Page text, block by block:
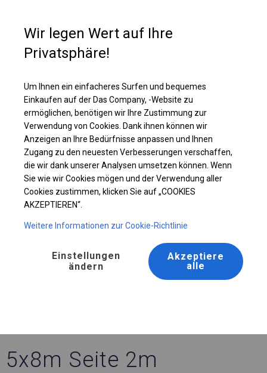
Ganzjährig geöffneter Handelspavillon | 5x8 m
5x8m Seite 2m
Wir legen Wert auf Ihre
Privatsphäre!
Um Ihnen ein einfacheres Surfen und bequemes
Einkaufen auf der Das Company, -Website zu
ermöglichen, benötigen wir Ihre Zustimmung zur
Verwendung von Cookies. Dank ihnen können wir
Anzeigen an Ihre Bedürfnisse anpassen und Ihnen
Zugang zu den neuesten Verbesserungen verschaffen,
die wir dank unserer Analysen umsetzen können. Wenn
Sie wie wir Cookies mögen und der Verwendung aller
Cookies zustimmen, klicken Sie auf „COOKIES
AKZEPTIEREN“.
Weitere Informationen zur Cookie-Richtlinie
Einstellungen
ändern
Akzeptiere
alle